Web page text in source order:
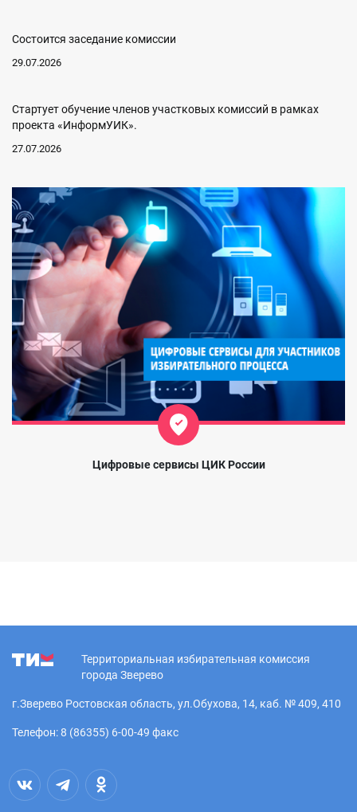
Состоится заседание комиссии
29.07.2026
Стартует обучение членов участковых комиссий в рамках
проекта «ИнформУИК».
27.07.2026
Цифровые сервисы ЦИК России
Территориальная избирательная комиссия
города Зверево
г.Зверево Ростовская область, ул.Обухова, 14, каб. № 409, 410
Телефон: 8 (86355) 6-00-49 факс